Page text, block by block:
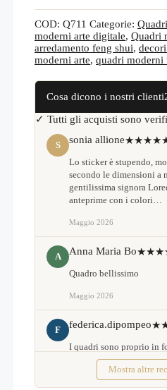
parete
Q711
quantità
COD: Q711 Categorie:
moderni arte digitale, Quadri
arredamento feng shui,
moderni arte, quadri moderni
Cosa dicono i nostri clienti
✓ Tutti gli acquisti sono
S sonia allione
Lo sticker è stupendo,
secondo le dimensioni a
gentilissima signora
anteprime con i colori…
Maggio 2026
A Anna Maria Bo
Quadro bellissimo
Maggio 2026
F federica.dipompeo
I quadri sono proprio in
Febbraio 2026Mostra altre